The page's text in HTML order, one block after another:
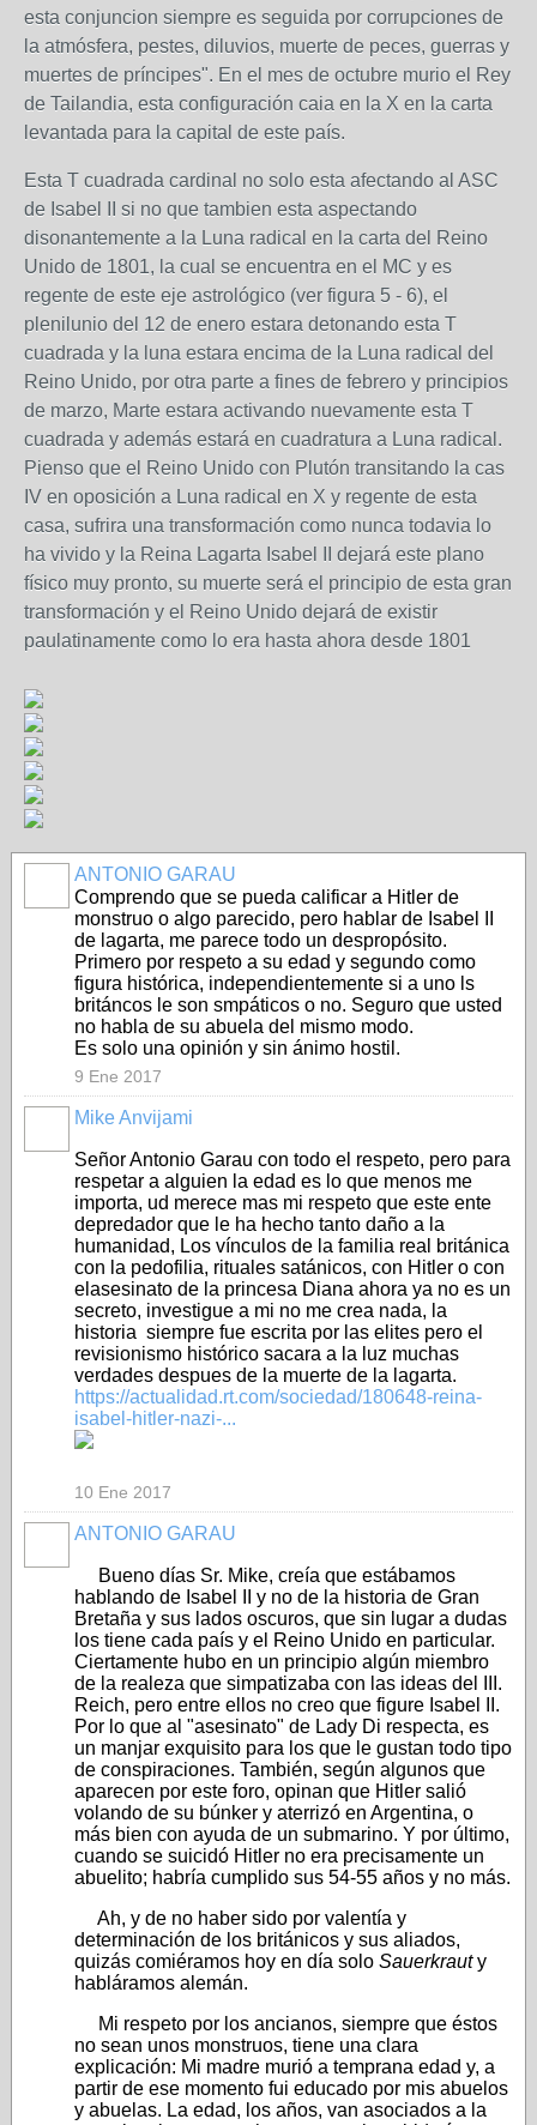
esta conjuncion siempre es seguida por corrupciones de
la atmósfera, pestes, diluvios, muerte de peces, guerras y
muertes de príncipes". En el mes de octubre murio el Rey
de Tailandia, esta configuración caia en la X en la carta
levantada para la capital de este país.
Esta T cuadrada cardinal no solo esta afectando al ASC
de Isabel II si no que tambien esta aspectando
disonantemente a la Luna radical en la carta del Reino
Unido de 1801, la cual se encuentra en el MC y es
regente de este eje astrológico (ver figura 5 - 6), el
plenilunio del 12 de enero estara detonando esta T
cuadrada y la luna estara encima de la Luna radical del
Reino Unido, por otra parte a fines de febrero y principios
de marzo, Marte estara activando nuevamente esta T
cuadrada y además estará en cuadratura a Luna radical.
Pienso que el Reino Unido con Plutón transitando la cas
IV en oposición a Luna radical en X y regente de esta
casa, sufrira una transformación como nunca todavia lo
ha vivido y la Reina Lagarta Isabel II dejará este plano
físico muy pronto, su muerte será el principio de esta gran
transformación y el Reino Unido dejará de existir
paulatinamente como lo era hasta ahora desde 1801
ANTONIO GARAU
Comprendo que se pueda calificar a Hitler de
monstruo o algo parecido, pero hablar de Isabel II
de lagarta, me parece todo un despropósito.
Primero por respeto a su edad y segundo como
figura histórica, independientemente si a uno ls
británcos le son smpáticos o no. Seguro que usted
no habla de su abuela del mismo modo.
Es solo una opinión y sin ánimo hostil.
9 Ene 2017
Mike Anvijami
Señor Antonio Garau con todo el respeto, pero para
respetar a alguien la edad es lo que menos me
importa, ud merece mas mi respeto que este ente
depredador que le ha hecho tanto daño a la
humanidad, Los vínculos de la familia real británica
con la pedofilia, rituales satánicos, con Hitler o con
elasesinato de la princesa Diana ahora ya no es un
secreto, investigue a mi no me crea nada, la
historia siempre fue escrita por las elites pero el
revisionismo histórico sacara a la luz muchas
verdades despues de la muerte de la lagarta.
https://actualidad.rt.com/sociedad/180648-reina-
isabel-hitler-nazi-...
10 Ene 2017
ANTONIO GARAU
Bueno días Sr. Mike, creía que estábamos
hablando de Isabel II y no de la historia de Gran
Bretaña y sus lados oscuros, que sin lugar a dudas
los tiene cada país y el Reino Unido en particular.
Ciertamente hubo en un principio algún miembro
de la realeza que simpatizaba con las ideas del III.
Reich, pero entre ellos no creo que figure Isabel II.
Por lo que al "asesinato" de Lady Di respecta, es
un manjar exquisito para los que le gustan todo tipo
de conspiraciones. También, según algunos que
aparecen por este foro, opinan que Hitler salió
volando de su búnker y aterrizó en Argentina, o
más bien con ayuda de un submarino. Y por último,
cuando se suicidó Hitler no era precisamente un
abuelito; habría cumplido sus 54-55 años y no más.
Ah, y de no haber sido por valentía y
determinación de los británicos y sus aliados,
quizás comiéramos hoy en día solo Sauerkrauty
habláramos alemán.
Mi respeto por los ancianos, siempre que éstos
no sean unos monstruos, tiene una clara
explicación: Mi madre murió a temprana edad y, a
partir de ese momento fui educado por mis abuelos
y abuelas. La edad, los años, van asociados a la